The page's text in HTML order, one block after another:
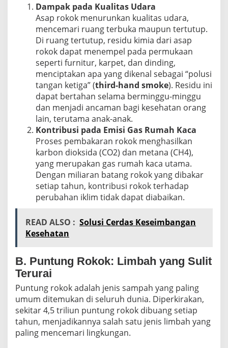
Dampak pada Kualitas Udara
Asap rokok menurunkan kualitas udara,
mencemari ruang terbuka maupun tertutup.
Di ruang tertutup, residu kimia dari asap
rokok dapat menempel pada permukaan
seperti furnitur, karpet, dan dinding,
menciptakan apa yang dikenal sebagai “polusi
tangan ketiga” (third-hand smoke). Residu ini
dapat bertahan selama berminggu-minggu
dan menjadi ancaman bagi kesehatan orang
lain, terutama anak-anak.
Kontribusi pada Emisi Gas Rumah Kaca
Proses pembakaran rokok menghasilkan
karbon dioksida (CO2) dan metana (CH4),
yang merupakan gas rumah kaca utama.
Dengan miliaran batang rokok yang dibakar
setiap tahun, kontribusi rokok terhadap
perubahan iklim tidak dapat diabaikan.
READ ALSO : Solusi Cerdas Keseimbangan
Kesehatan
B. Puntung Rokok: Limbah yang Sulit
Terurai
Puntung rokok adalah jenis sampah yang paling
umum ditemukan di seluruh dunia. Diperkirakan,
sekitar4,5 triliun puntung rokok dibuang setiap
tahun, menjadikannya salah satu jenis limbah yang
paling mencemari lingkungan.